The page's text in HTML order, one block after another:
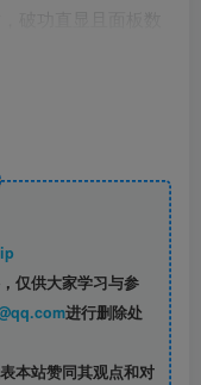
人游戏的乐趣
论是打怪爆还是抽
供更好的视觉享受
仅供大家学习与参
进行删除处
本站赞同其观点和对